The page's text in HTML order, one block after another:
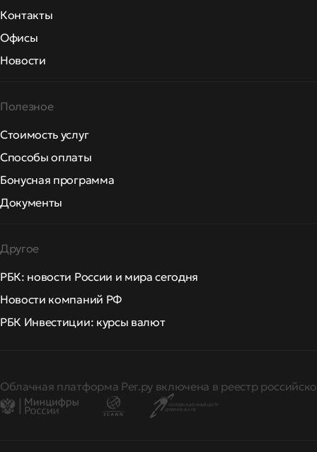
Контакты
Офисы
Новости
Полезное
Стоимость услуг
Способы оплаты
Бонусная программа
Документы
Другое
РБК: новости России и мира сегодня
Новости компаний РФ
РБК Инвестиции: курсы валют
Облачная платформа Рег.ру включена в реестр